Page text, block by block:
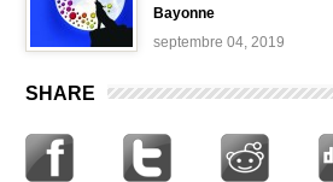
Bayonne
septembre 04, 2019
SHARE